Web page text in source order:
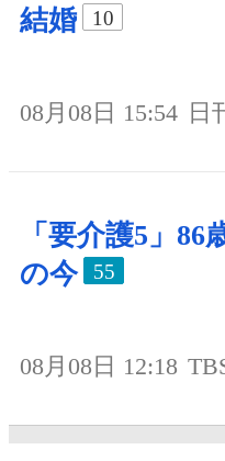
結婚
10
08月08日 15:54 日
「要介護5」86
の今
55
08月08日 12:18